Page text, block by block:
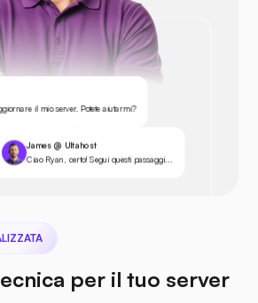
il mio server. Potete aiutarmi?
James @ Ultahost
Ciao Ryan, certo! Segui questi passaggi...
per il tuo server